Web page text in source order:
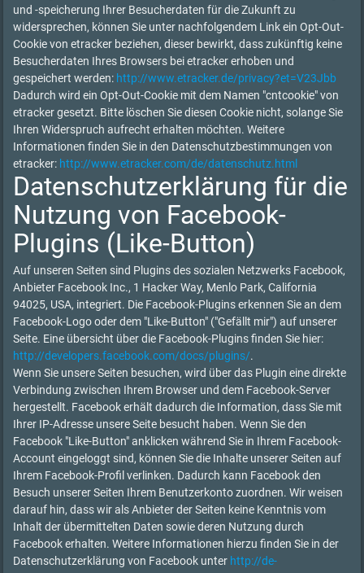
und -speicherung Ihrer Besucherdaten für die Zukunft zu
widersprechen, können Sie unter nachfolgendem Link ein Opt-Out-
Cookie von etracker beziehen, dieser bewirkt, dass zukünftig keine
Besucherdaten Ihres Browsers bei etracker erhoben und
gespeichert werden: http://www.etracker.de/privacy?et=V23Jbb
Dadurch wird ein Opt-Out-Cookie mit dem Namen "cntcookie" von
etracker gesetzt. Bitte löschen Sie diesen Cookie nicht, solange Sie
Ihren Widerspruch aufrecht erhalten möchten. Weitere
Informationen finden Sie in den Datenschutzbestimmungen von
etracker: http://www.etracker.com/de/datenschutz.html
Datenschutzerklärung für die
Nutzung von Facebook-
Plugins (Like-Button)
Auf unseren Seiten sind Plugins des sozialen Netzwerks Facebook,
Anbieter Facebook Inc., 1 Hacker Way, Menlo Park, California
94025, USA, integriert. Die Facebook-Plugins erkennen Sie an dem
Facebook-Logo oder dem "Like-Button" ("Gefällt mir") auf unserer
Seite. Eine übersicht über die Facebook-Plugins finden Sie hier:
http://developers.facebook.com/docs/plugins/.
Wenn Sie unsere Seiten besuchen, wird über das Plugin eine direkte
Verbindung zwischen Ihrem Browser und dem Facebook-Server
hergestellt. Facebook erhält dadurch die Information, dass Sie mit
Ihrer IP-Adresse unsere Seite besucht haben. Wenn Sie den
Facebook "Like-Button" anklicken während Sie in Ihrem Facebook-
Account eingeloggt sind, können Sie die Inhalte unserer Seiten auf
Ihrem Facebook-Profil verlinken. Dadurch kann Facebook den
Besuch unserer Seiten Ihrem Benutzerkonto zuordnen. Wir weisen
darauf hin, dass wir als Anbieter der Seiten keine Kenntnis vom
Inhalt der übermittelten Daten sowie deren Nutzung durch
Facebook erhalten. Weitere Informationen hierzu finden Sie in der
Datenschutzerklärung von Facebook unter http://de-